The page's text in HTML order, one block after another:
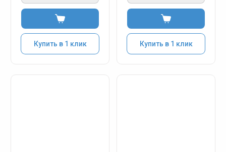
Купить в 1 клик Купить в 1 клик